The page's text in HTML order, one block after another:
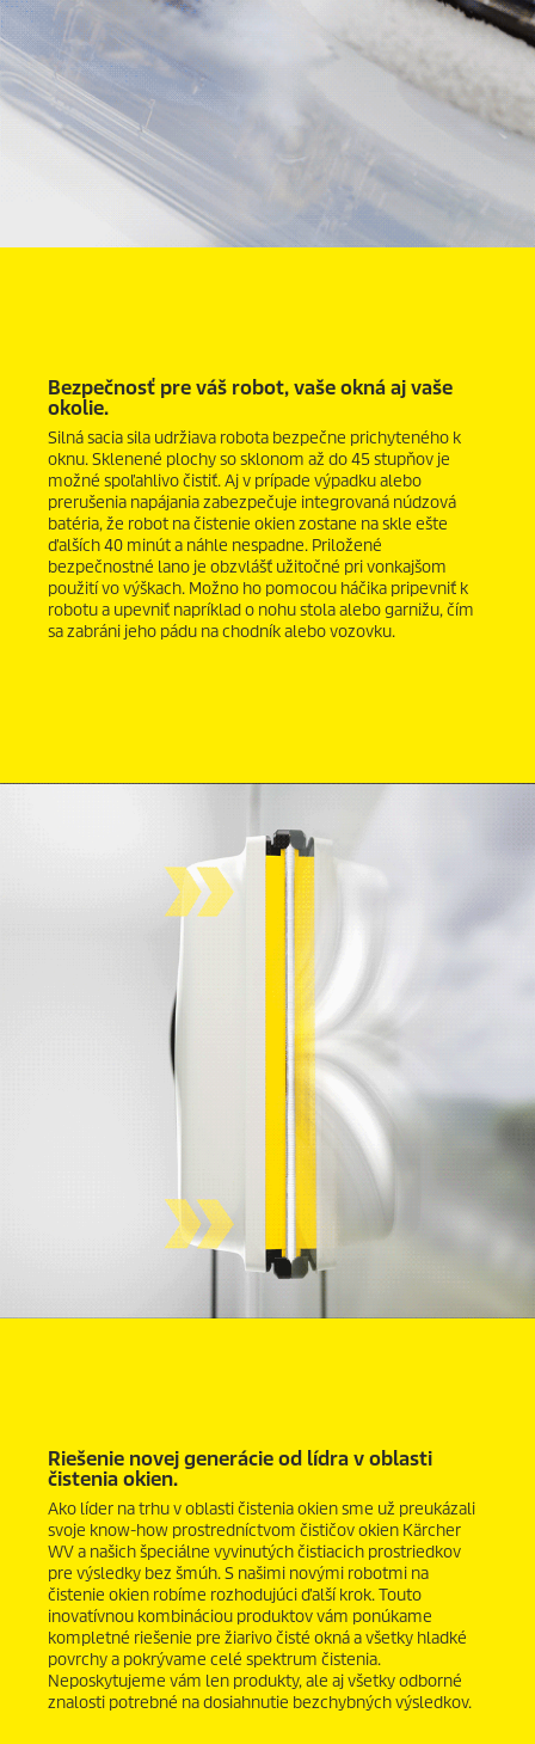
Bezpečnosť pre váš robot, vaše okná aj vaše
okolie.
Silná sacia sila udržiava robota bezpečne prichyteného k
oknu. Sklenené plochy so sklonom až do 45 stupňov je
možné spoľahlivo čistiť. Aj v prípade výpadku alebo
prerušenia napájania zabezpečuje integrovaná núdzová
batéria, že robot na čistenie okien zostane na skle ešte
ďalších 40 minút a náhle nespadne. Priložené
bezpečnostné lano je obzvlášť užitočné pri vonkajšom
použití vo výškach. Možno ho pomocou háčika pripevniť k
robotu a upevniť napríklad o nohu stola alebo garnižu, čím
sa zabráni jeho pádu na chodník alebo vozovku.
Riešenie novej generácie od lídra v oblasti
čistenia okien.
Ako líder na trhu v oblasti čistenia okien sme už preukázali
svoje know-how prostredníctvom čističov okien Kärcher
WV a našich špeciálne vyvinutých čistiacich prostriedkov
pre výsledky bez šmúh. S našimi novými robotmi na
čistenie okien robíme rozhodujúci ďalší krok. Touto
inovatívnou kombináciou produktov vám ponúkame
kompletné riešenie pre žiarivo čisté okná a všetky hladké
povrchy a pokrývame celé spektrum čistenia.
Neposkytujeme vám len produkty, ale aj všetky odborné
znalosti potrebné na dosiahnutie bezchybných výsledkov.